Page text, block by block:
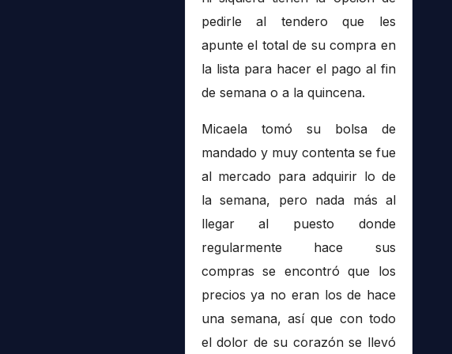
pedirle al tendero que les
apunte el total de su compra en
la lista para hacer el pago al fin
de semana o a la quincena.
Micaela tomó su bolsa de
mandado y muy contenta se fue
al mercado para adquirir lo de
la semana, pero nada más al
llegar al puesto donde
regularmente hace sus
compras se encontró que los
precios ya no eran los de hace
una semana, así que con todo
el dolor de su corazón se llevó